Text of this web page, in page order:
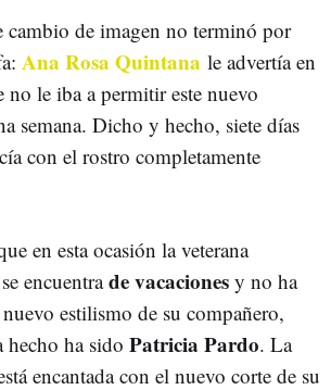
cambio de imagen no terminó por
Ana Rosa Quintana le advertía en
no le iba a permitir este nuevo
semana. Dicho y hecho, siete días
con el rostro completamente
en esta ocasión la veterana
encuentrade vacaciones y no ha
estilismo de su compañero,
ha sido Patricia Pardo. La
encantada con el nuevo corte de su